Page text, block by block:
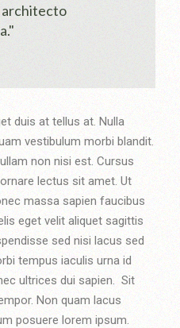
architecto
duis at tellus at. Nulla
vestibulum morbi blandit.
non nisi est. Cursus
lectus sit amet. Ut
massa sapien faucibus
eget velit aliquet sagittis
sed nisi lacus sed
tempus iaculis urna id
ultrices dui sapien. Sit
Non quam lacus
posuere lorem ipsum.